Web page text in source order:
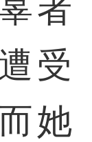
者
受
她